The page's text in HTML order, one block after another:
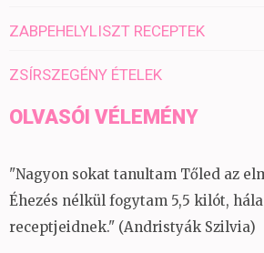
ZABPEHELYLISZT RECEPTEK
ZSÍRSZEGÉNY ÉTELEK
OLVASÓI VÉLEMÉNY
"Nagyon sokat tanultam Tőled az
Éhezés nélkül fogytam 5,5 kilót,
receptjeidnek." (Andristyák Szilvia)